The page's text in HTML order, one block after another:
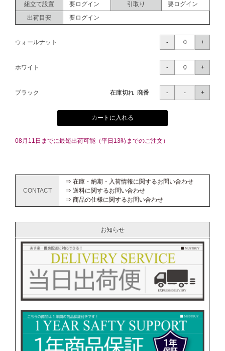
組立て設置
要ログイン 引取り
要ログイン
出荷目安
要ログイン
ウォールナット
ホワイト
ブラック 在庫切れ 廃番
カートに入れる
08月11日までに最短出荷可能（平日13時までのご注文）
CONTACT
⇒ 在庫・納期・入荷情報に関するお問い合わせ
⇒ 送料に関するお問い合わせ
⇒ 商品の仕様に関するお問い合わせ
お知らせ